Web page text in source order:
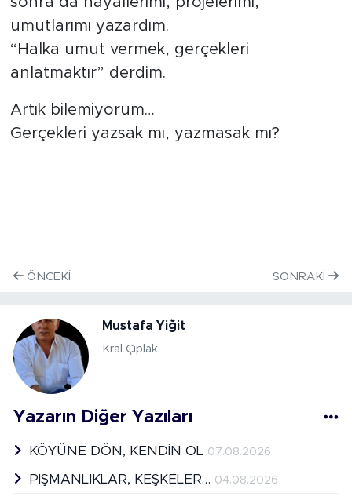
umutlarımı yazardım.
“Halka umut vermek, gerçekleri
anlatmaktır” derdim.
Artık bilemiyorum…
Gerçekleri yazsak mı, yazmasak mı?
ÖNCEKI SONRAKI
Mustafa Yiğit
Kral Çıplak
Yazarın Diğer Yazıları
KÖYÜNE DÖN, KENDİN OL 07.08.2026
PİŞMANLIKLAR, KEŞKELER… 04.08.2026